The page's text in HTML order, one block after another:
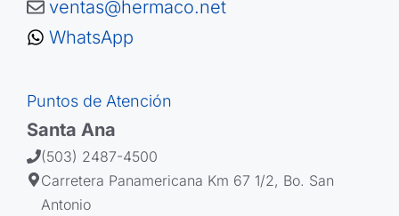
ventas@hermaco.net
WhatsApp
Puntos de Atención
Santa Ana
(503) 2487-4500
Carretera Panamericana Km 67 1/2, Bo. San
Antonio